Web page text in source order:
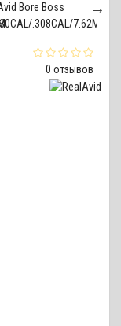
0 отзывов